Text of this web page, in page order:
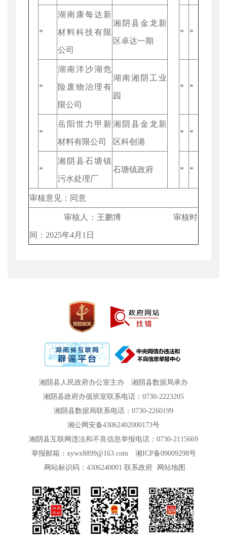
*
湖南康每达新
材料科技有限
公司
湘阴县金龙新
区卓达一期
* *
*
湖南洋沙湖危
险废物治理有
限公司
湖南湘阴工业
园
* *
*
岳阳世力甲新
材料有限公司
湘阴县金龙新
区科创港
* *
*
湘阴县石塘镇
污水处理厂
石塘镇政府 * *
审核意见：同意
审核人：王鹏博 审核时
间：2025年4月1日
湘阴县人民政府办公室主办
湘阴县数据局承办
湘阴县政府办值班室联系电话：0730-2223205
湘阴县数据局联系电话：0730-2260199
湘公网安备43062402000173号
湘阴县互联网违法和不良信息举报电话：0730-2115669
举报邮箱：xywx8899@163.com
湘ICP备09009298号
网站标识码：4306240001 联系政府 网站地图